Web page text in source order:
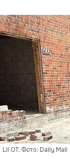
Lil OT. Фото: Daily Mail